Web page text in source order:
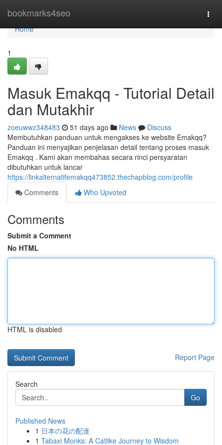
bookmarks4seo
Home
Home
1
Masuk Emakqq - Tutorial Detail
dan Mutakhir
zoeuwwz348483 51 days ago News
Discuss
Membutuhkan panduan untuk mengakses ke website Emakqq?
Panduan ini menyajikan penjelasan detail tentang proses masuk
Emakqq . Kami akan membahas secara rinci persyaratan
dibutuhkan untuk lancar
https://linkalternatifemakqq473852.thechapblog.com/profile
Comments
Who Upvoted
Comments
Submit a Comment
No HTML
HTML is disabled
Report Page
Search
Go
Published News
1 日本の花の配達
1 Tabaxi Monks: A Catlike Journey to Wisdom